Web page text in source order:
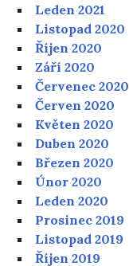
Leden 2021
Listopad 2020
Říjen 2020
Září 2020
Červenec 2020
Červen 2020
Květen 2020
Duben 2020
Březen 2020
Únor 2020
Leden 2020
Prosinec 2019
Listopad 2019
Říjen 2019